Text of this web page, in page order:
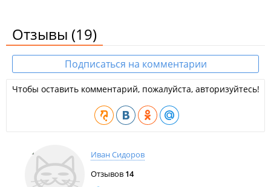
Отзывы (19)
Подписаться на комментарии
Чтобы оставить комментарий, пожалуйста, авторизуйтесь!
Иван Сидоров
Отзывов 14